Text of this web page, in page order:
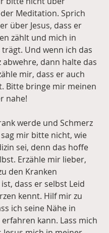
Meditation. Sprich
über Jesus, dass er
zählt und mich in
Und wenn ich das
abwehre, dann halte das
mir, dass er auch
Bitte bringe mir meinen
nahe!
werde und Schmerz
mir bitte nicht, wie
sei, denn das hoffe
Erzähle mir lieber,
den Kranken
dass er selbst Leid
kennt. Hilf mir zu
ich seine Nähe in
kann. Lass mich